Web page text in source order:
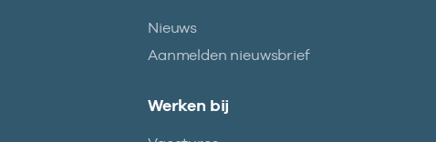
Nieuws
Aanmelden nieuwsbrief
Werken bij